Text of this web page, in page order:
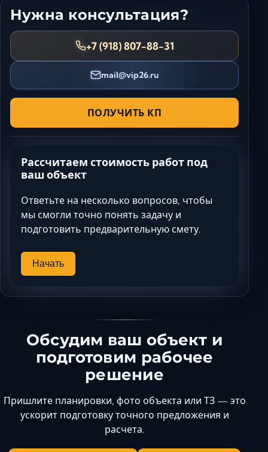
Нужна консультация?
+7 (918) 807-88-31
mail@vip26.ru
ПОЛУЧИТЬ КП
Рассчитаем стоимость работ под
ваш объект
Ответьте на несколько вопросов, чтобы
мы смогли точно понять задачу и
подготовить предварительную смету.
Начать
Обсудим ваш объект и
подготовим рабочее
решение
Пришлите планировки, фото объекта или ТЗ — это
ускорит подготовку точного предложения и
расчета.